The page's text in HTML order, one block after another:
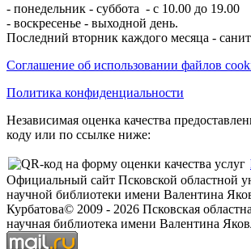
- понедельник - суббота - с 10.00 до 19.00
- воскресенье - выходной день.
Последний вторник каждого месяца -
Соглашение об использовании файлов
Политика конфиденциальности
Независимая оценка качества
коду или по ссылке ниже:
Официальный сайт Псковской областной
научной библиотеки имени Валентина
Курбатова© 2009 - 2026 Псковская
научная библиотека имени Валентина